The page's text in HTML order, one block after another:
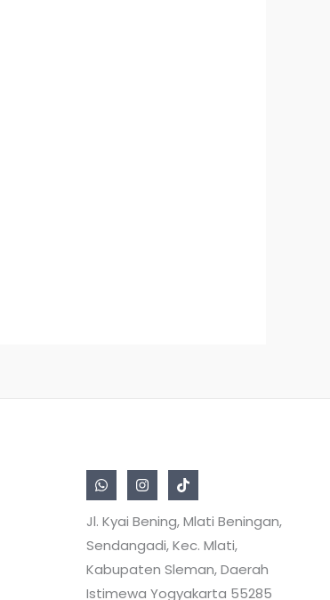
Jl. Kyai Bening, Mlati Beningan,
Sendangadi, Kec. Mlati,
Kabupaten Sleman, Daerah
Istimewa Yogyakarta 55285